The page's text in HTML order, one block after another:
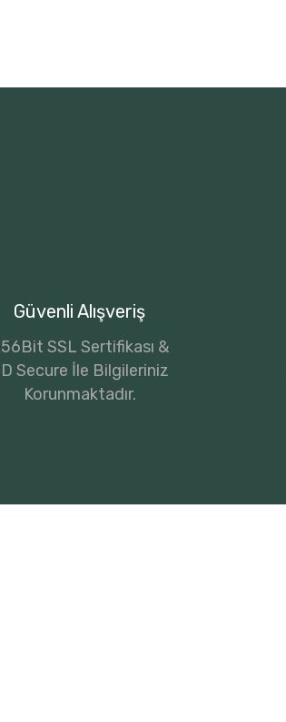
Güvenli Alışveriş
SSL Sertifikası &
Secure İle Bilgileriniz
Korunmaktadır.